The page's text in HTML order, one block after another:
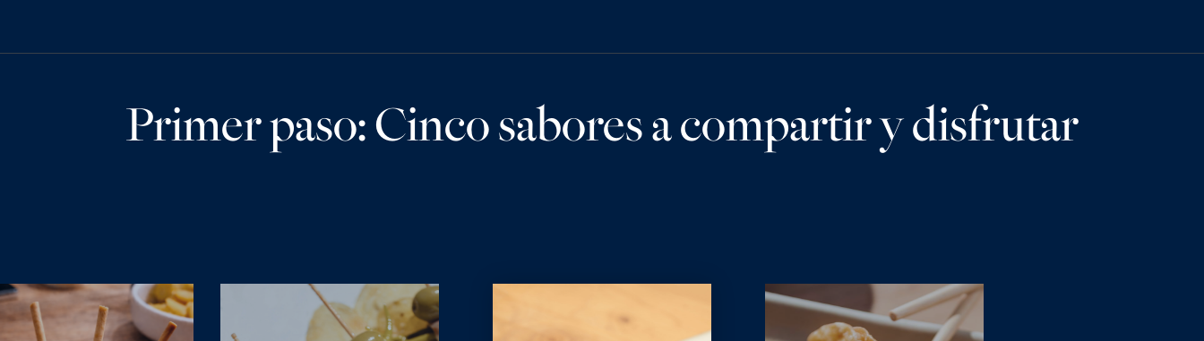
Primer paso: Cinco sabores a compartir y disfrutar